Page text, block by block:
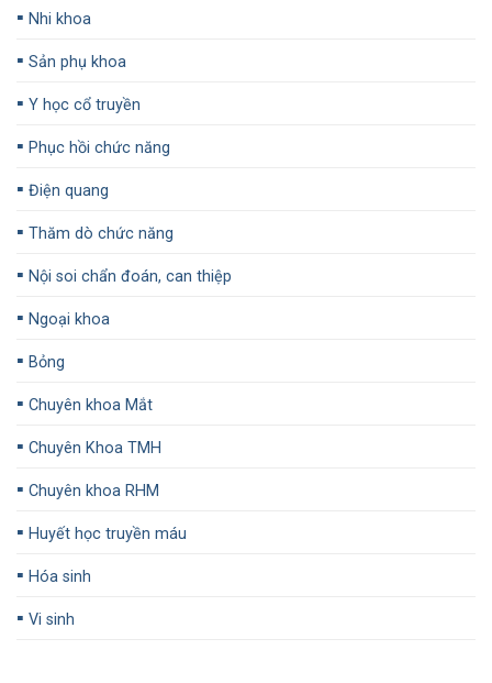
▪️ Nhi khoa
▪️ Sản phụ khoa
▪️ Y học cổ truyền
▪️ Phục hồi chức năng
▪️ Điện quang
▪️ Thăm dò chức năng
▪️ Nội soi chẩn đoán, can thiệp
▪️ Ngoại khoa
▪️ Bỏng
▪️ Chuyên khoa Mắt
▪️ Chuyên Khoa TMH
▪️ Chuyên khoa RHM
▪️ Huyết học truyền máu
▪️ Hóa sinh
▪️ Vi sinh